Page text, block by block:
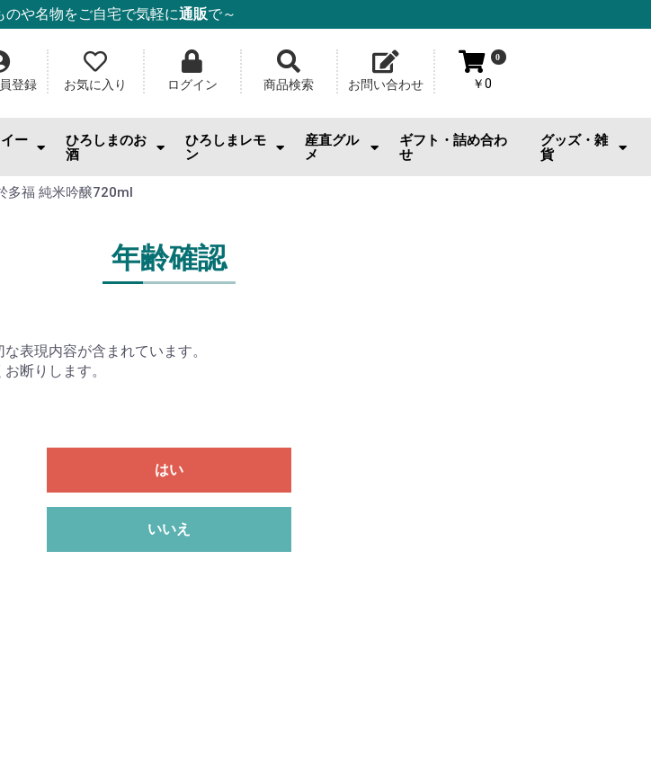
のや名物をご自宅で気軽に通販で～
登録 お気に入り ログイン 商品検索 お問い合わせ
0
￥0
ー
菓子
やつ
ツ
ひろしまのお
酒
IWC2026「SAKE部門」出品酒
日本酒
ワイン
ウィスキー・スピリッツ
酎ハイ
ビール
果実酒・リキュール
焼酎
ひろしまレモ
ン
産直グル
メ
ギフト・詰め合わ
せ
グッズ・雑
貨
多福 純米吟醸720ml
年齢確認
表現内容が含まれています。
断りします。
はい
いいえ